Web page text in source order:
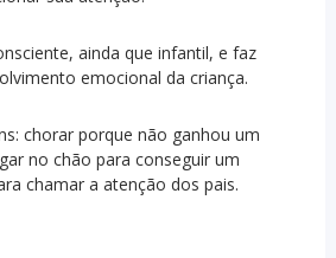
ainda que infantil, e faz
emocional da criança.
chorar porque não ganhou um
no chão para conseguir um
chamar a atenção dos pais.